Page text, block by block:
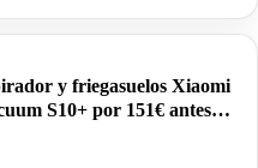
y friegasuelos Xiaomi
S10+ por 151€ antes